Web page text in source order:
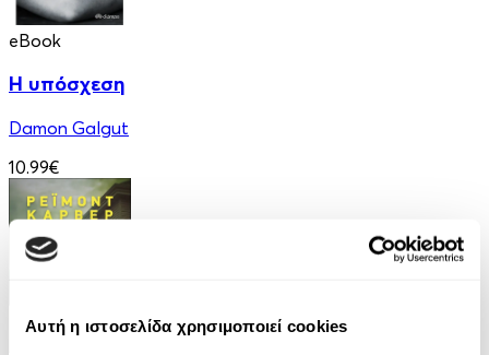
Αυτή η ιστοσελίδα χρησιμοποιεί cookies
eBook
Η υπόσχεση
Damon Galgut
10.99€